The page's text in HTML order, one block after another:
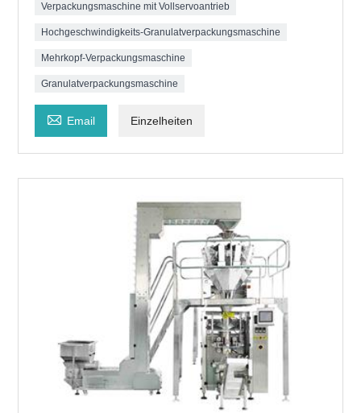
Verpackungsmaschine mit Vollservoantrieb
Hochgeschwindigkeits-Granulatverpackungsmaschine
Mehrkopf-Verpackungsmaschine
Granulatverpackungsmaschine
 Email Einzelheiten